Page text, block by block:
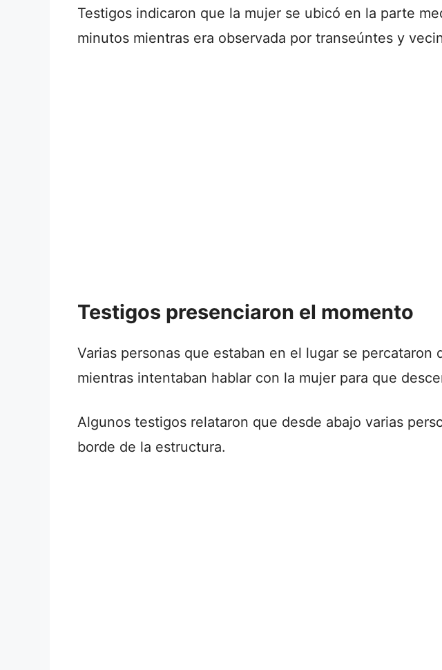
Testigos indicaron que la mujer se ubicó en la parte
minutos mientras era observada por transeúntes y
Testigos presenciaron el momento
Varias personas que estaban en el lugar se
mientras intentaban hablar con la mujer para que
Algunos testigos relataron que desde abajo varias
borde de la estructura.